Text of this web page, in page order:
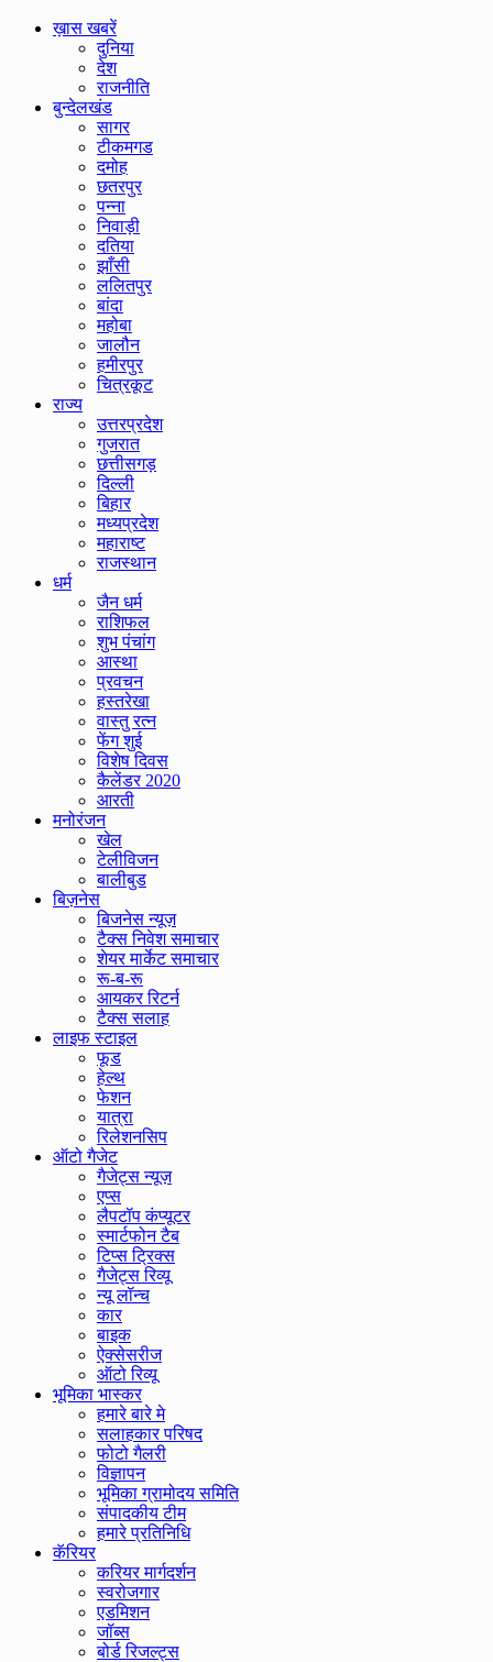
ख़ास खबरें
दुनिया
देश
राजनीति
बुन्देलखंड
सागर
टीकमगड
दमोह
छतरपुर
पन्ना
निवाड़ी
दतिया
झाँसी
ललितपुर
बांदा
महोबा
जालौन
हमीरपुर
चित्रकूट
राज्य
उत्तरप्रदेश
गुजरात
छत्तीसगड़
दिल्ली
बिहार
मध्यप्रदेश
महाराष्ट
राजस्थान
धर्म
जैन धर्म
राशिफल
शुभ पंचांग
आस्था
प्रवचन
हस्तरेखा
वास्तु रत्न
फेंग शुई
विशेष दिवस
कैलेंडर 2020
आरती
मनोरंजन
खेल
टेलीविजन
बालीबुड
बिज़नेस
बिजनेस न्यूज़
टैक्स निवेश समाचार
शेयर मार्केट समाचार
रू-ब-रू
आयकर रिटर्न
टैक्स सलाह
लाइफ स्टाइल
फूड
हेल्थ
फेशन
यात्रा
रिलेशनसिप
ऑटो गैजेट
गैजेट्स न्यूज़
एप्स
लैपटॉप कंप्यूटर
स्मार्टफोन टैब
टिप्स ट्रिक्स
गैजेट्स रिव्यू
न्यू लॉन्च
कार
बाइक
ऐक्सेसरीज
ऑटो रिव्यू
भूमिका भास्कर
हमारे बारे मे
सलाहकार परिषद
फोटो गैलरी
विज्ञापन
भूमिका ग्रामोदय समिति
संपादकीय टीम
हमारे प्रतिनिधि
कॅरियर
करियर मार्गदर्शन
स्वरोजगार
एडमिशन
जॉब्स
बोर्ड रिजल्ट्स